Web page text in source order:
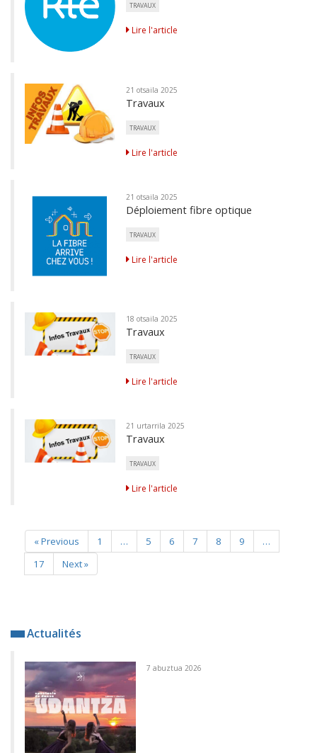
TRAVAUX
Lire l'article
21 otsaila 2025
Travaux
TRAVAUX
Lire l'article
21 otsaila 2025
Déploiement fibre optique
TRAVAUX
Lire l'article
18 otsaila 2025
Travaux
TRAVAUX
Lire l'article
21 urtarrila 2025
Travaux
TRAVAUX
Lire l'article
« Previous 1 … 5 6 7 8 9
…
17
Next »
Actualités
7 abuztua 2026